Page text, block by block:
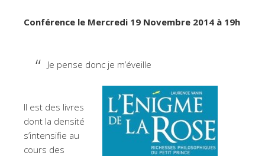
Conférence le Mercredi 19 Novembre 2014 à 19h
Je pense donc je m’éveille
Il est des livres
dont la densité
s’intensifie au
cours des